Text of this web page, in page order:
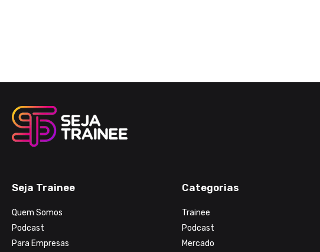
Seja Trainee
Quem Somos
Podcast
Para Empresas
Categorias
Trainee
Podcast
Mercado